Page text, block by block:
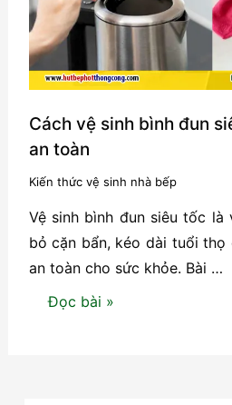
Cách vệ sinh bình đun
an toàn
Kiến thức vệ sinh nhà bếp
Vệ sinh bình đun siêu tốc
bỏ cặn bẩn, kéo dài tuổi thọ
an toàn cho sức khỏe. Bài …
Cách
Đọc bài »